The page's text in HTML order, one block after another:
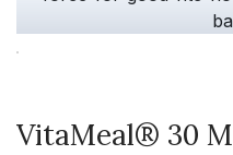
VitaMeal® 30